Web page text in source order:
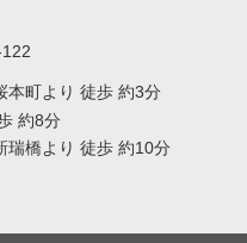
本町より 徒歩 約3分
約8分
瑞橋より 徒歩 約10分